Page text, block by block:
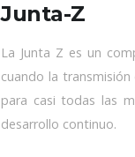
Junta-Z
La Junta Z es un
cuando la
para casi todas las
desarrollo continuo.